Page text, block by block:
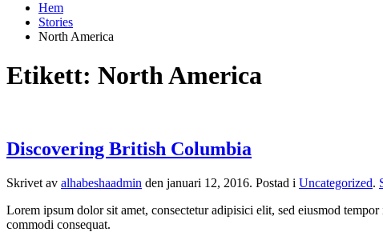
Hem
Stories
North America
Etikett: North America
Discovering British Columbia
Skrivet av alhabeshaadmin den januari 12, 2016. Postad i Uncategorized.
Lorem ipsum dolor sit amet, consectetur adipisici elit, sed eiusmod
commodi consequat.